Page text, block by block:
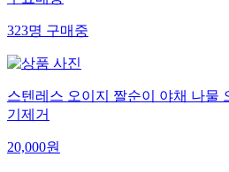
무료배송
323명구매중
스텐레스 오이지 짤순이 야채 나물
기제거
20,000원